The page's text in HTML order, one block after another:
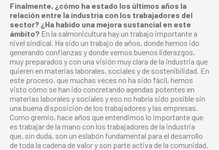
Finalmente, ¿cómo ha estado los últimos años la
relación entre la industria con los trabajadores del
sector? ¿Ha habido una mejora sustancial en este
ámbito? En la salmonicultura hay un trabajo importante a
nivel sindical. Ha sido un trabajo de años, donde hemos ido
generando confianzas y donde vemos buenos liderazgos,
muy preparados y con una visión muy clara de la industria que
quieren en materias laborales, sociales y de sostenibilidad. En
este proceso, que muchas veces no ha sido fácil, hemos
visto cómo se han ido concretando agendas potentes en
materias laborales y sociales y eso no habría sido posible sin
una buena disposición de los trabajadores y las empresas.
Como gremio, hace años que entendimos lo importante que
es trabajar de la mano con los trabajadores de la industria
que, sin duda, son un eslabón fundamental para el desarrollo
de toda la cadena de valor y son parte activa de la comunidad.